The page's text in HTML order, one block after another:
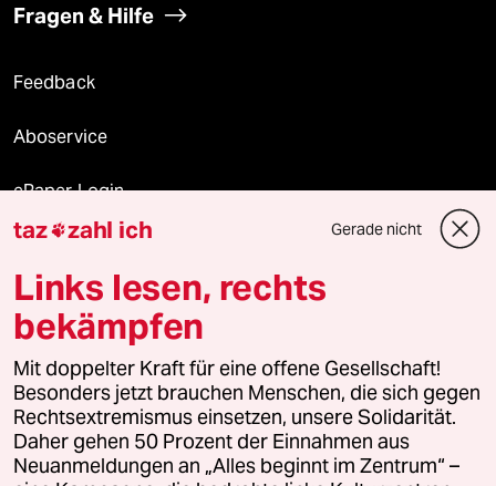
Fragen & Hilfe
Feedback
Aboservice
ePaper Login
Downloads für Abonnierende
© 2026 taz Verlags und Vertriebs GmbH
Alle Rechte vorbehalten. Bei rechtlichen Fragen oder für Genehmigungen
wenden Sie sich bitte an
lizenzen@taz.de
Feedback Redaktionsstatut Kommune-Richtlinien
taz zahl ich Gerade nicht
Links lesen, rechts
bekämpfen
Mit doppelter Kraft für eine offene Gesellschaft!
Besonders jetzt brauchen Menschen, die sich gegen
Rechtsextremismus einsetzen, unsere Solidarität.
Daher gehen 50 Prozent der Einnahmen aus
Neuanmeldungen an „Alles beginnt im Zentrum“ –